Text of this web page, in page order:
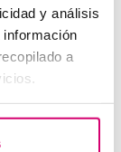
y análisis
a